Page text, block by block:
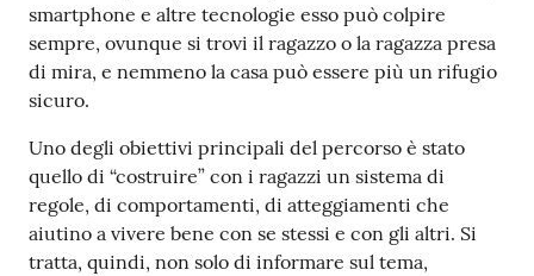
Tutti
gli
argomenti...
Seguici
su
smartphone e altre tecnologie esso può colpire
sempre, ovunque si trovi il ragazzo o la ragazza presa
di mira, e nemmeno la casa può essere più un rifugio
sicuro.
Uno degli obiettivi principali del percorso è stato
quello di “costruire” con i ragazzi un sistema di
regole, di comportamenti, di atteggiamenti che
aiutino a vivere bene con se stessi e con gli altri. Si
tratta, quindi, non solo di informare sul tema,